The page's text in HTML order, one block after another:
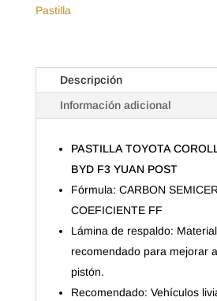
COROLLA
YUAN
POST
Pastilla
Descripción
Información adicional
PASTILLA TOYOTA
BYD F3 YUAN POST
Fórmula: CARBON
COEFICIENTE FF
Lámina de respaldo:
recomendado para mejorar
pistón.
Recomendado: Vehículos